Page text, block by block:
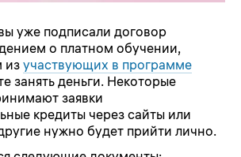
уже подписали договор
о платном обучении,
из участвующих в программе
занять деньги. Некоторые
заявки
кредиты через сайты или
нужно будет прийти лично.